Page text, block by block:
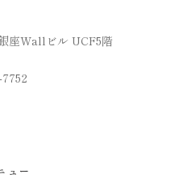
座Wallビル UCF5階
ュー